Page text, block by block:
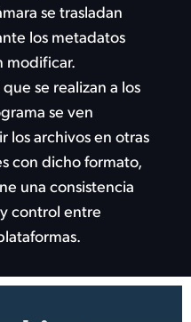
se trasladan
los metadatos
modificar.
se realizan a los
se ven
los archivos en otras
con dicho formato,
una consistencia
control entre